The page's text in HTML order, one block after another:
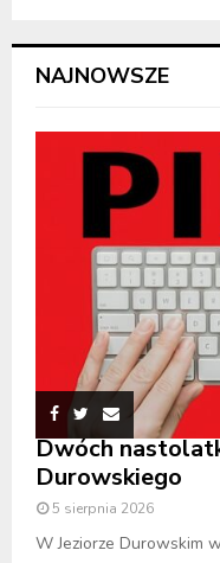
NAJNOWSZE
Dwóch
Durowskiego
5 sierpnia 2026
W Jeziorze Durowskim